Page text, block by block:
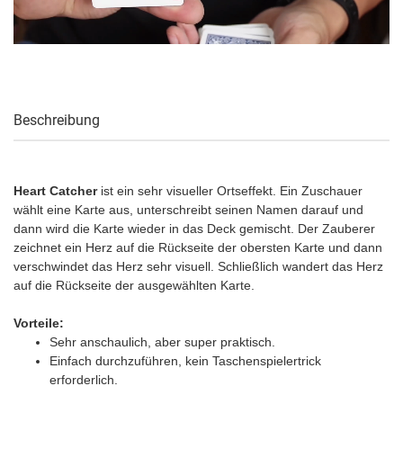
Beschreibung
Heart Catcherist ein sehr visueller Ortseffekt. Ein Zuschauer
wählt eine Karte aus, unterschreibt seinen Namen darauf und
dann wird die Karte wieder in das Deck gemischt. Der Zauberer
zeichnet ein Herz auf die Rückseite der obersten Karte und dann
verschwindet das Herz sehr visuell. Schließlich wandert das Herz
auf die Rückseite der ausgewählten Karte.
Vorteile:
Sehr anschaulich, aber super praktisch.
Einfach durchzuführen, kein Taschenspielertrick
erforderlich.